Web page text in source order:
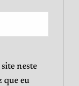
neste
que eu